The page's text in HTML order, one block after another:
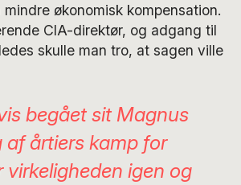
økonomisk kompensation.
CIA-direktør, og adgang til
skulle man tro, at sagen ville
begået sit Magnus
af årtiers kamp for
igen og